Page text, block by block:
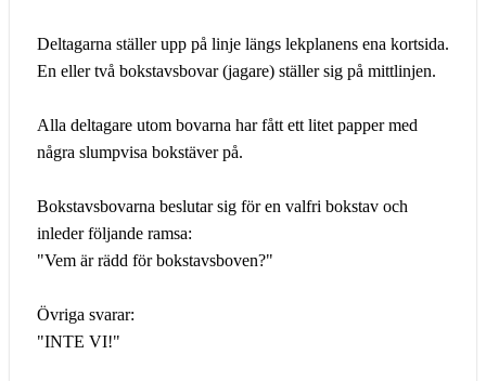
Deltagarna ställer upp på linje längs lekplanens ena kortsida.
En eller två bokstavsbovar (jagare) ställer sig på mittlinjen.
Alla deltagare utom bovarna har fått ett litet papper med
några slumpvisa bokstäver på.
Bokstavsbovarna beslutar sig för en valfri bokstav och
inleder följande ramsa:
"Vem är rädd för bokstavsboven?"
Övriga svarar:
"INTE VI!"